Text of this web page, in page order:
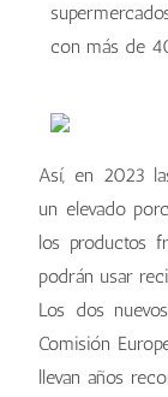
con más de
Así, en 2023
un elevado
los productos
podrán usar
Los dos
Comisión
llevan años